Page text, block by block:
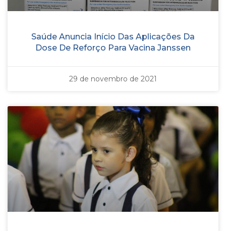
Saúde Anuncia Início Das Aplicações Da
Dose De Reforço Para Vacina Janssen
29 de novembro de 2021